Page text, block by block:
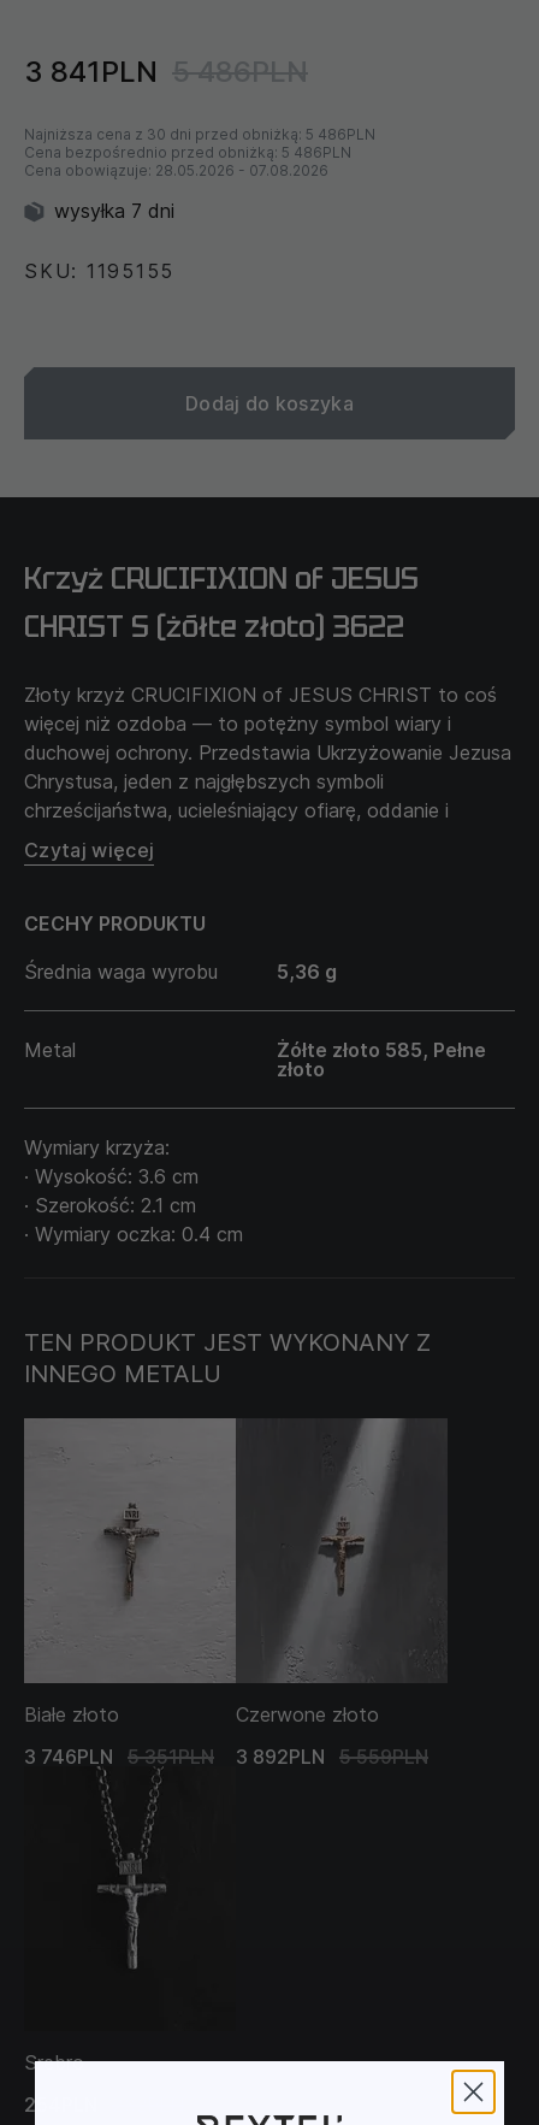
3 841PLN 5 486PLN
Najniższa cena z 30 dni przed obniżką: 5 486PLN
Cena bezpośrednio przed obniżką: 5 486PLN
Cena obowiązuje: 28.05.2026 - 07.08.2026
wysyłka 7 dni
SKU: 1195155
Dodaj do koszyka
Krzyż CRUCIFIXION of JESUS
CHRIST S (żółte złoto) 3622
Złoty krzyż CRUCIFIXION of JESUS CHRIST to coś
więcej niż ozdoba — to potężny symbol wiary i
duchowej ochrony. Przedstawia Ukrzyżowanie Jezusa
Chrystusa, jeden z najgłębszych symboli
chrześcijaństwa, ucieleśniający ofiarę, oddanie i
bezgraniczną miłość.
zbawienia ludzkości, ukazując wielkość i siłę wiary. Ten
krzyż to znak nadziei, życia wiecznego i zwycięstwa
dobra nad złem. Przypomina również o mocy
przebaczenia i znaczeniu duchowego odrodzenia.
Noszenie tego krzyża może być źródłem inspiracji i
Czytaj więcej
CECHY PRODUKTU
Średnia waga wyrobu
5,36 g
Metal
Żółte złoto 585, Pełne
złoto
Wymiary krzyża:
· Wysokość: 3.6 cm
· Szerokość: 2.1 cm
· Wymiary oczka: 0.4 cm
TEN PRODUKT JEST WYKONANY Z
INNEGO METALU
Białe złoto
3 746PLN
5 351PLN
Czerwone złoto
3 892PLN
5 559PLN
Srebro
254PLN